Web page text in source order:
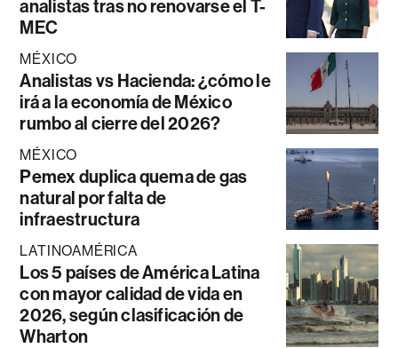
analistas tras no renovarse el T-
MEC
MÉXICO
Analistas vs Hacienda: ¿cómo le
irá a la economía de México
rumbo al cierre del 2026?
MÉXICO
Pemex duplica quema de gas
natural por falta de
infraestructura
LATINOAMÉRICA
Los 5 países de América Latina
con mayor calidad de vida en
2026, según clasificación de
Wharton